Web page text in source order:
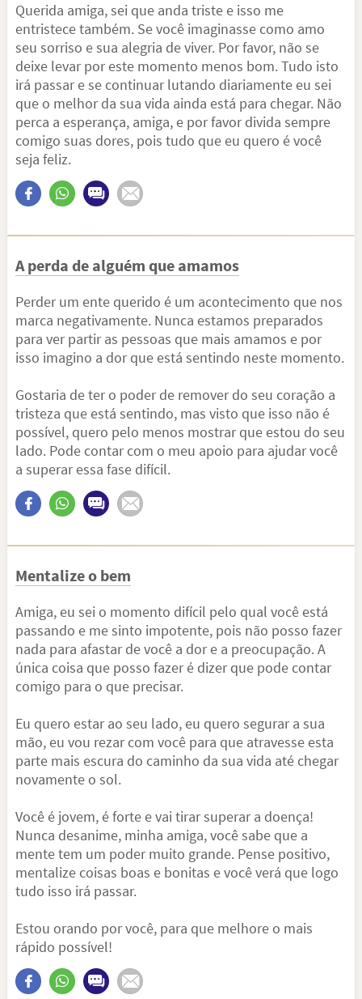
Querida amiga, sei que anda triste e isso me
entristece também. Se você imaginasse como amo
seu sorriso e sua alegria de viver. Por favor, não se
deixe levar por este momento menos bom. Tudo isto
irá passar e se continuar lutando diariamente eu sei
que o melhor da sua vida ainda está para chegar. Não
perca a esperança, amiga, e por favor divida sempre
comigo suas dores, pois tudo que eu quero é você
seja feliz.
A perda de alguém que amamos
Perder um ente querido é um acontecimento que nos
marca negativamente. Nunca estamos preparados
para ver partir as pessoas que mais amamos e por
isso imagino a dor que está sentindo neste momento.
Gostaria de ter o poder de remover do seu coração a
tristeza que está sentindo, mas visto que isso não é
possível, quero pelo menos mostrar que estou do seu
lado. Pode contar com o meu apoio para ajudar você
a superar essa fase difícil.
Mentalize o bem
Amiga, eu sei o momento difícil pelo qual você está
passando e me sinto impotente, pois não posso fazer
nada para afastar de você a dor e a preocupação. A
única coisa que posso fazer é dizer que pode contar
comigo para o que precisar.
Eu quero estar ao seu lado, eu quero segurar a sua
mão, eu vou rezar com você para que atravesse esta
parte mais escura do caminho da sua vida até chegar
novamente o sol.
Você é jovem, é forte e vai tirar superar a doença!
Nunca desanime, minha amiga, você sabe que a
mente tem um poder muito grande. Pense positivo,
mentalize coisas boas e bonitas e você verá que logo
tudo isso irá passar.
Estou orando por você, para que melhore o mais
rápido possível!